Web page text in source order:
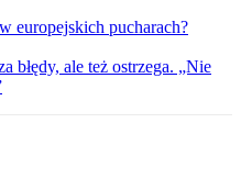
europejskich pucharach?
błędy, ale też ostrzega. „Nie